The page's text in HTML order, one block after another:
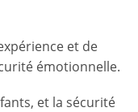
et de
émotionnelle.
et la sécurité